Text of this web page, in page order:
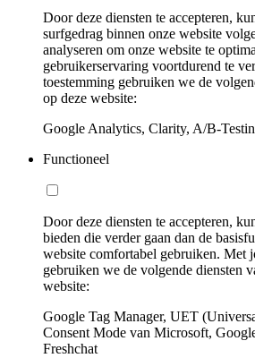
Door deze diensten te accepteren,
surfgedrag binnen onze website
analyseren om onze website te
gebruikerservaring voortdurend te
toestemming gebruiken we de
op deze website:
Google Analytics, Clarity, A/B-
Functioneel
Door deze diensten te accepteren,
bieden die verder gaan dan de
website comfortabel gebruiken. Met
gebruiken we de volgende diensten
website:
Google Tag Manager, UET
Consent Mode van Microsoft,
Freshchat